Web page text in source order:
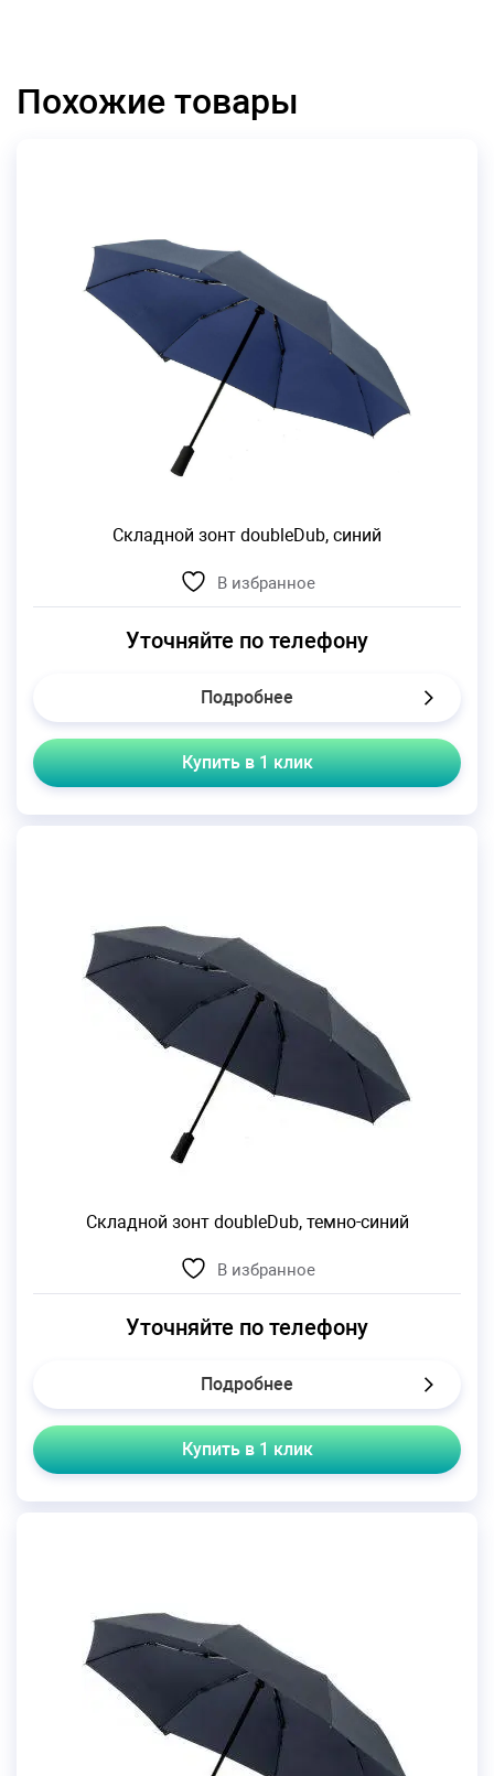
Похожие товары
Складной зонт doubleDub, синий
В избранное
Уточняйте по телефону
Подробнее
Купить в 1 клик
Складной зонт doubleDub, темно-синий
В избранное
Уточняйте по телефону
Подробнее
Купить в 1 клик